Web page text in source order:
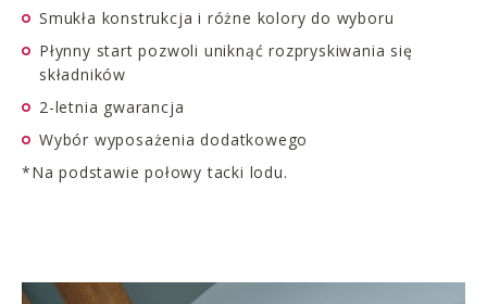
Smukła konstrukcja i różne kolory do wyboru
Płynny start pozwoli uniknąć rozpryskiwania się
składników
2-letnia gwarancja
Wybór wyposażenia dodatkowego
*Na podstawie połowy tacki lodu.